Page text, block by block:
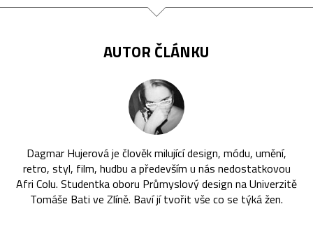
AUTOR ČLÁNKU
Dagmar Hujerová je člověk milující design, módu, umění,
retro, styl, film, hudbu a především u nás nedostatkovou
Afri Colu. Studentka oboru Průmyslový design na Univerzitě
Tomáše Bati ve Zlíně. Baví jí tvořit vše co se týká žen.